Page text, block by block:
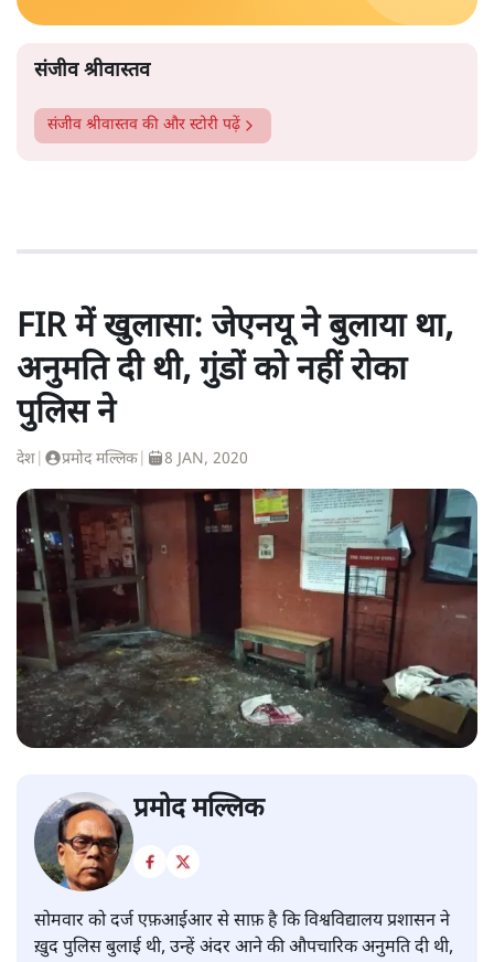
संजीव श्रीवास्तव
संजीव श्रीवास्तव की और स्टोरी पढ़ें
FIR में खुलासा: जेएनयू ने बुलाया था,
अनुमति दी थी, गुंडों को नहीं रोका
पुलिस ने
देश प्रमोद मल्लिक 8 JAN, 2020
प्रमोद मल्लिक
सोमवार को दर्ज एफ़आईआर से साफ़ है कि विश्वविद्यालय प्रशासन ने
ख़ुद पुलिस बुलाई थी, उन्हें अंदर आने की औपचारिक अनुमति दी थी,